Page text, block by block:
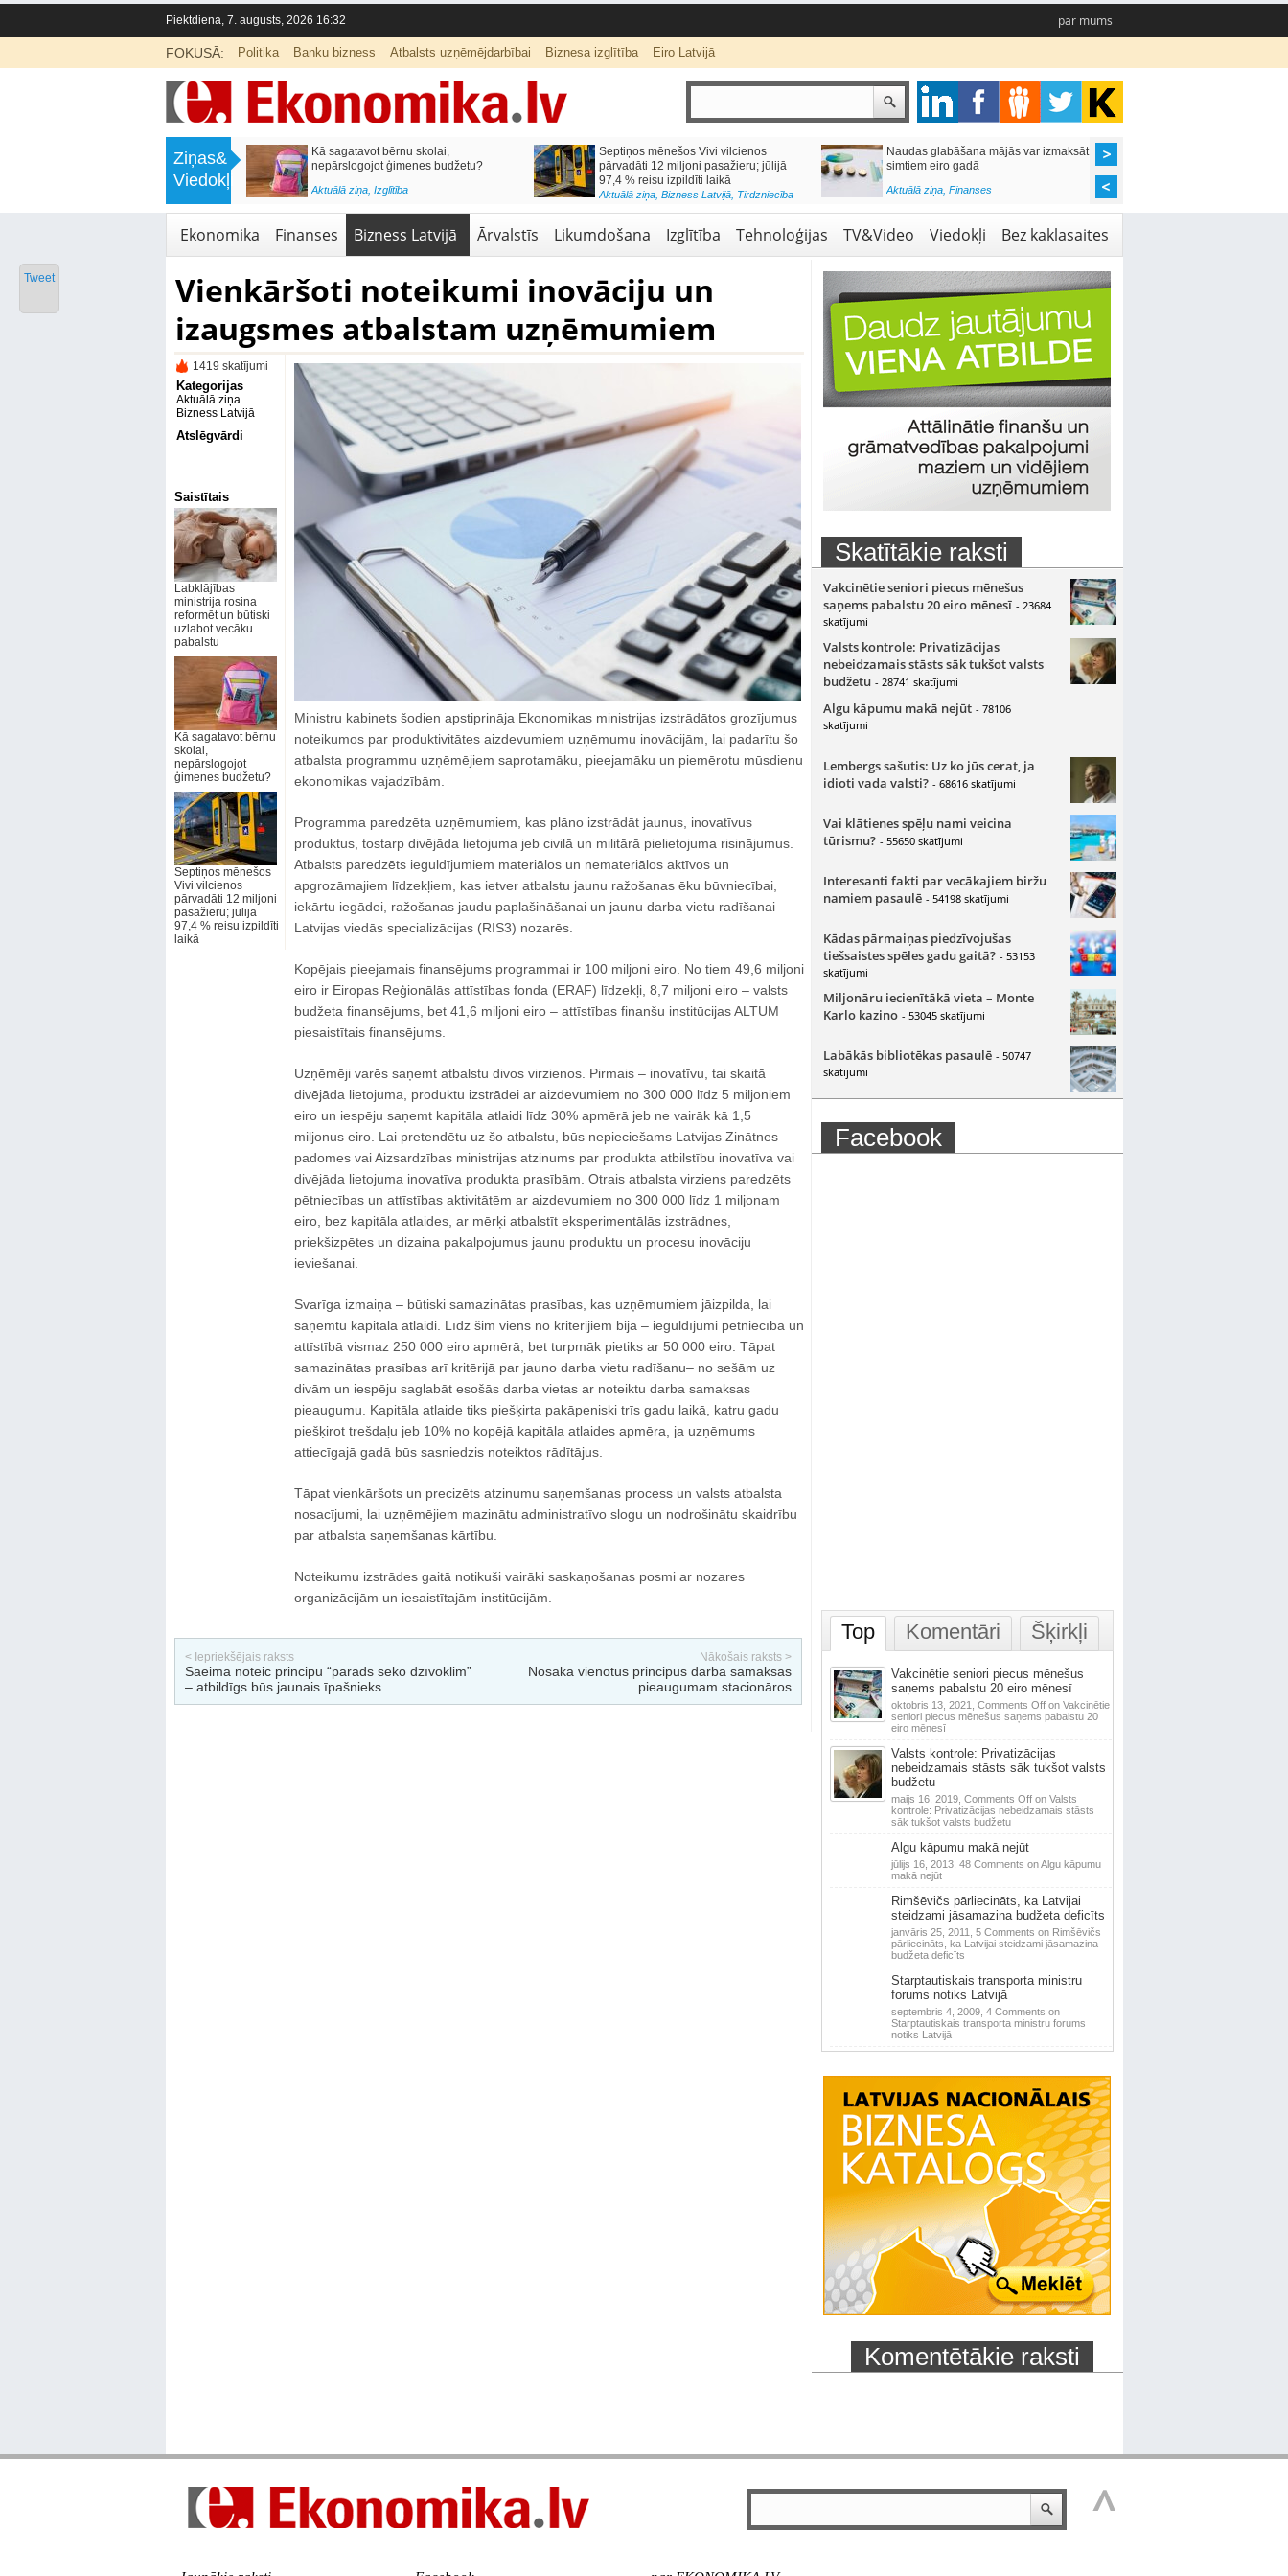
Piektdiena, 7. augusts, 2026 16:32 par mums
FOKUSĀ: Politika Banku bizness Atbalsts uzņēmējdarbībai Biznesa izglītība Eiro Latvijā
Ziņas&
Viedokļi
Labklājības ministrija rosina reformēt
un būtiski uzlabot vecāku pabalstu
Kā sagatavot bērnu skolai,
nepārslogojot ģimenes budžetu?
Aktuālā ziņa, Izglītība
Septiņos mēnešos Vivi vilcienos
pārvadāti 12 miljoni pasažieru; jūlijā
97,4 % reisu izpildīti laikā
Aktuālā ziņa, Bizness Latvijā, Tirdzniecība
Naudas glabāšana mājās var izmaksāt
simtiem eiro gadā
Aktuālā ziņa, Finanses
Ekonomika Finanses Bizness Latvijā Ārvalstīs Likumdošana Izglītība Tehnoloģijas TV&Video Viedokļi Bez kaklasaites
Vienkāršoti noteikumi inovāciju un
izaugsmes atbalstam uzņēmumiem
1419 skatījumi
Kategorijas
Aktuālā ziņa
Bizness Latvijā
Atslēgvārdi
Saistītais
Labklājības
ministrija rosina
reformēt un būtiski
uzlabot vecāku
pabalstu
Kā sagatavot bērnu
skolai,
nepārslogojot
ģimenes budžetu?
Septiņos mēnešos
Vivi vilcienos
pārvadāti 12 miljoni
pasažieru; jūlijā
97,4 % reisu izpildīti
laikā
Ministru kabinets šodien apstiprināja Ekonomikas ministrijas izstrādātos grozījumus
noteikumos par produktivitātes aizdevumiem uzņēmumu inovācijām, lai padarītu šo
atbalsta programmu uzņēmējiem saprotamāku, pieejamāku un piemērotu mūsdienu
ekonomikas vajadzībām.
Programma paredzēta uzņēmumiem, kas plāno izstrādāt jaunus, inovatīvus
produktus, tostarp divējāda lietojuma jeb civilā un militārā pielietojuma risinājumus.
Atbalsts paredzēts ieguldījumiem materiālos un nemateriālos aktīvos un
apgrozāmajiem līdzekļiem, kas ietver atbalstu jaunu ražošanas ēku būvniecībai,
iekārtu iegādei, ražošanas jaudu paplašināšanai un jaunu darba vietu radīšanai
Latvijas viedās specializācijas (RIS3) nozarēs.
Kopējais pieejamais finansējums programmai ir 100 miljoni eiro. No tiem 49,6 miljoni
eiro ir Eiropas Reģionālās attīstības fonda (ERAF) līdzekļi, 8,7 miljoni eiro – valsts
budžeta finansējums, bet 41,6 miljoni eiro – attīstības finanšu institūcijas ALTUM
piesaistītais finansējums.
Uzņēmēji varēs saņemt atbalstu divos virzienos. Pirmais – inovatīvu, tai skaitā
divējāda lietojuma, produktu izstrādei ar aizdevumiem no 300 000 līdz 5 miljoniem
eiro un iespēju saņemt kapitāla atlaidi līdz 30% apmērā jeb ne vairāk kā 1,5
miljonus eiro. Lai pretendētu uz šo atbalstu, būs nepieciešams Latvijas Zinātnes
padomes vai Aizsardzības ministrijas atzinums par produkta atbilstību inovatīva vai
divējāda lietojuma inovatīva produkta prasībām. Otrais atbalsta virziens paredzēts
pētniecības un attīstības aktivitātēm ar aizdevumiem no 300 000 līdz 1 miljonam
eiro, bez kapitāla atlaides, ar mērķi atbalstīt eksperimentālās izstrādnes,
priekšizpētes un dizaina pakalpojumus jaunu produktu un procesu inovāciju
ieviešanai.
Svarīga izmaiņa – būtiski samazinātas prasības, kas uzņēmumiem jāizpilda, lai
saņemtu kapitāla atlaidi. Līdz šim viens no kritērijiem bija – ieguldījumi pētniecībā un
attīstībā vismaz 250 000 eiro apmērā, bet turpmāk pietiks ar 50 000 eiro. Tāpat
samazinātas prasības arī kritērijā par jauno darba vietu radīšanu– no sešām uz
divām un iespēju saglabāt esošās darba vietas ar noteiktu darba samaksas
pieaugumu. Kapitāla atlaide tiks piešķirta pakāpeniski trīs gadu laikā, katru gadu
piešķirot trešdaļu jeb 10% no kopējā kapitāla atlaides apmēra, ja uzņēmums
attiecīgajā gadā būs sasniedzis noteiktos rādītājus.
Tāpat vienkāršots un precizēts atzinumu saņemšanas process un valsts atbalsta
nosacījumi, lai uzņēmējiem mazinātu administratīvo slogu un nodrošinātu skaidrību
par atbalsta saņemšanas kārtību.
Noteikumu izstrādes gaitā notikuši vairāki saskaņošanas posmi ar nozares
organizācijām un iesaistītajām institūcijām.
< Iepriekšējais raksts
Saeima noteic principu “parāds seko dzīvoklim”
– atbildīgs būs jaunais īpašnieks
Nākošais raksts >
Nosaka vienotus principus darba samaksas
pieaugumam stacionāros
Skatītākie raksti
Vakcinētie seniori piecus mēnešus
saņems pabalstu 20 eiro mēnesī - 23684
skatījumi
Valsts kontrole: Privatizācijas
nebeidzamais stāsts sāk tukšot valsts
budžetu - 28741 skatījumi
Algu kāpumu makā nejūt - 78106
skatījumi
Lembergs sašutis: Uz ko jūs cerat, ja
idioti vada valsti? - 68616 skatījumi
Vai klātienes spēļu nami veicina
tūrismu? - 55650 skatījumi
Interesanti fakti par vecākajiem biržu
namiem pasaulē - 54198 skatījumi
Kādas pārmaiņas piedzīvojušas
tiešsaistes spēles gadu gaitā? - 53153
skatījumi
Miljonāru iecienītākā vieta – Monte
Karlo kazino - 53045 skatījumi
Labākās bibliotēkas pasaulē - 50747
skatījumi
Facebook
Top Komentāri Šķirkļi
Vakcinētie seniori piecus mēnešus
saņems pabalstu 20 eiro mēnesī
oktobris 13, 2021, Comments Offon Vakcinētie
seniori piecus mēnešus saņems pabalstu 20
eiro mēnesī
Valsts kontrole: Privatizācijas
nebeidzamais stāsts sāk tukšot valsts
budžetu
maijs 16, 2019, Comments Offon Valsts
kontrole: Privatizācijas nebeidzamais stāsts
sāk tukšot valsts budžetu
Algu kāpumu makā nejūt
jūlijs 16, 2013, 48 Comments on Algu kāpumu
makā nejūt
Rimšēvičs pārliecināts, ka Latvijai
steidzami jāsamazina budžeta deficīts
janvāris 25, 2011, 5 Comments on Rimšēvičs
pārliecināts, ka Latvijai steidzami jāsamazina
budžeta deficīts
Starptautiskais transporta ministru
forums notiks Latvijā
septembris 4, 2009, 4 Comments on
Starptautiskais transporta ministru forums
notiks Latvijā
Komentētākie raksti
Tweet